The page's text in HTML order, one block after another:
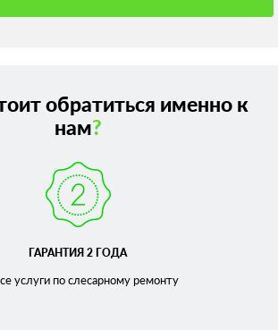
обратиться именно к
нам?
ГАРАНТИЯ 2 ГОДА
услуги по слесарномуремонту